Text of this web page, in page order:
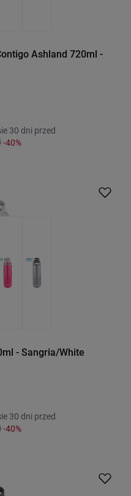
Ashland 720ml -
30 dni przed
-40%
- Sangria/White
30 dni przed
-40%